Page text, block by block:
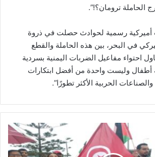
الحاملة ترومان؟!”.
أميركية رسمية لحوادث حصلت في ذروة
في البحر، بين هذه الحاملة والقطع
احتواء مفاعيل الضربات اليمنية بسردية
أطفال وليست واحدة من أفضل ابتكارات
والصناعات الحربية الأكثر تطورًا”.